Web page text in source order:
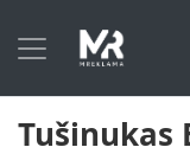
Tušinukas